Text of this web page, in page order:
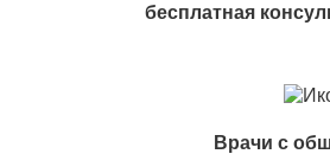
бесплатная
Врачи с